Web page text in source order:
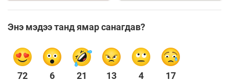
Энэ мэдээ танд ямар санагдав?
72 6 21 13 4 17